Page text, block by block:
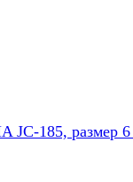
JC-185, размер